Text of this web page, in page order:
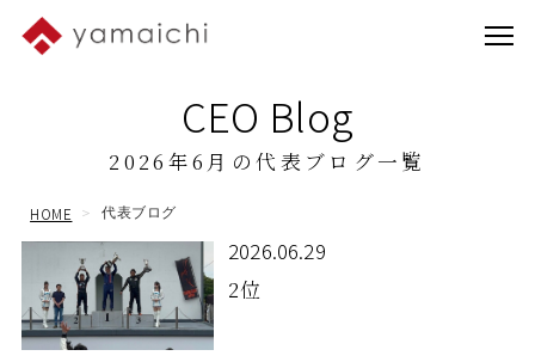
CEO Blog
2026年6月の代表ブログ一覧
HOME 代表ブログ
2026.06.29
2位